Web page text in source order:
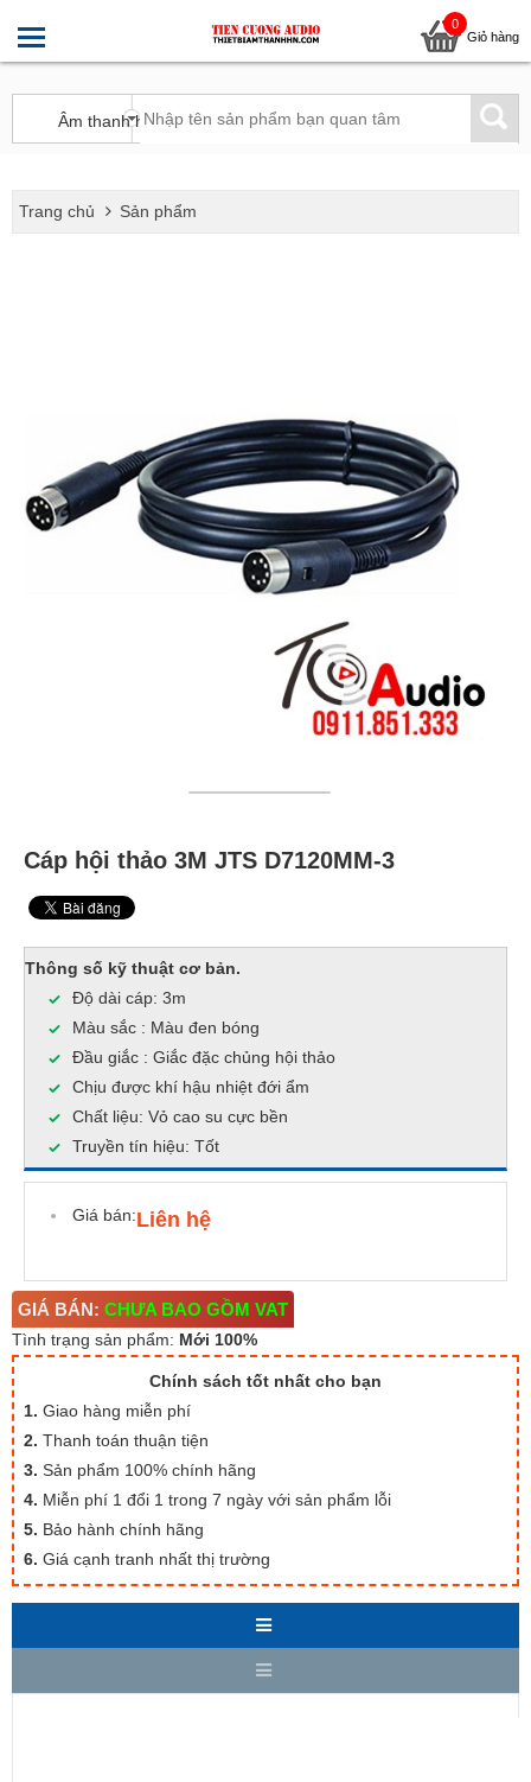
0
Giỏ hàng
Trang chủ Sản phẩm
Cáp hội thảo 3M JTS D7120MM-3
Thông số kỹ thuật cơ bản.
Độ dài cáp: 3m
Màu sắc : Màu đen bóng
Đầu giắc : Giắc đặc chủng hội thảo
Chịu được khí hậu nhiệt đới ẩm
Chất liệu: Vỏ cao su cực bền
Truyền tín hiệu: Tốt
Giá bán:Liên hệ
GIÁ BÁN: CHƯA BAO GỒM VAT
Tình trạng sản phẩm: Mới 100%
Chính sách tốt nhất cho bạn
1. Giao hàng miễn phí
2. Thanh toán thuận tiện
3. Sản phẩm 100% chính hãng
4. Miễn phí 1 đổi 1 trong 7 ngày với sản phẩm lỗi
5. Bảo hành chính hãng
6. Giá cạnh tranh nhất thị trường